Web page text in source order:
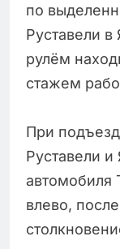
по
Руставели
рулём
стажем
При
Руставели и
автомобиля
влево,